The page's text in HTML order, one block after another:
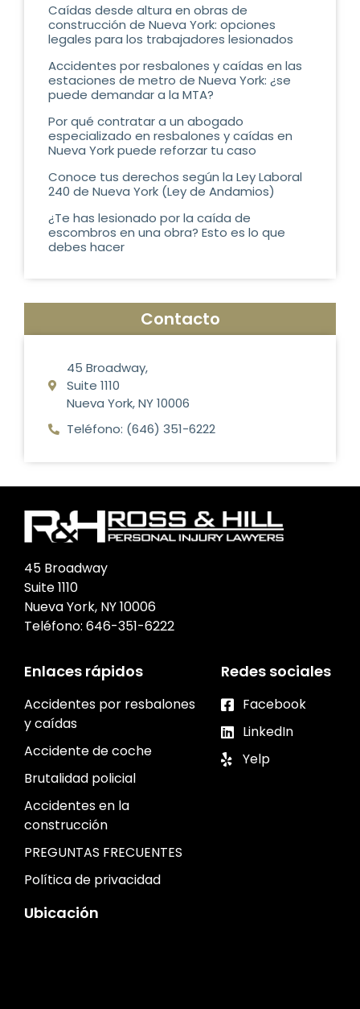
Caídas desde altura en obras de
construcción de Nueva York: opciones
legales para los trabajadores lesionados
Accidentes por resbalones y caídas en las
estaciones de metro de Nueva York: ¿se
puede demandar a la MTA?
Por qué contratar a un abogado
especializado en resbalones y caídas en
Nueva York puede reforzar tu caso
Conoce tus derechos según la Ley Laboral
240 de Nueva York (Ley de Andamios)
¿Te has lesionado por la caída de
escombros en una obra? Esto es lo que
debes hacer
Contacto
45 Broadway,
Suite 1110
Nueva York, NY 10006
Teléfono: (646) 351-6222
45 Broadway
Suite 1110
Nueva York, NY 10006
Teléfono: 646-351-6222
Enlaces rápidos
Accidentes por resbalones
y caídas
Accidente de coche
Brutalidad policial
Accidentes en la
construcción
PREGUNTAS FRECUENTES
Política de privacidad
Redes sociales
Facebook
LinkedIn
Yelp
Ubicación